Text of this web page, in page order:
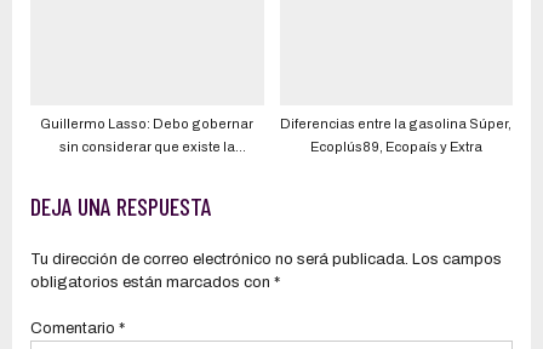
Guillermo Lasso: Debo gobernar
sin considerar que existe la
Diferencias entre la gasolina Súper,
Ecoplús89, Ecopaís y Extra
DEJA UNA RESPUESTA
Tu dirección de correo electrónico no será publicada. Los campos
obligatorios están marcados con *
Comentario *